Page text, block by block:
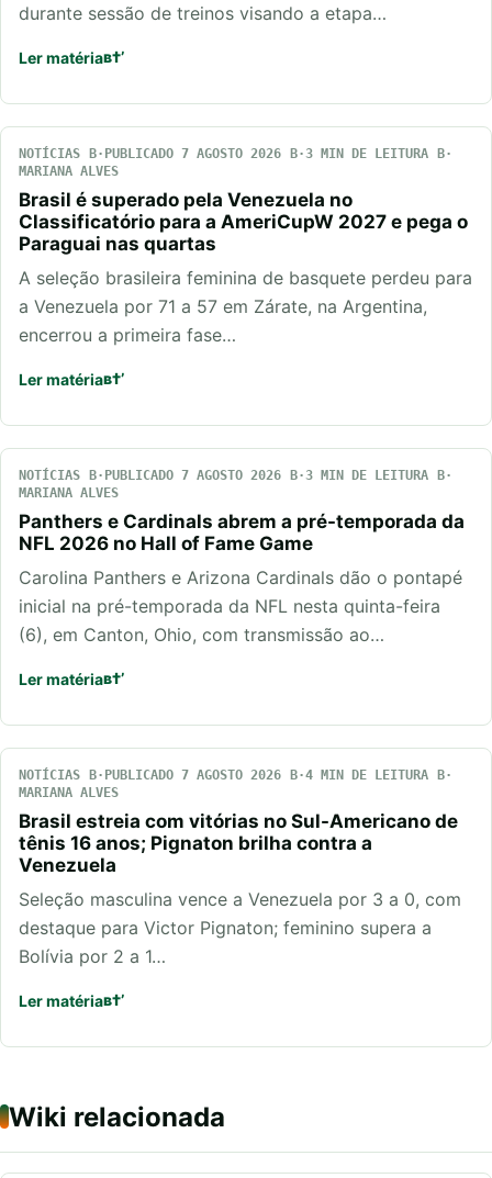
durante sessão de treinos visando a etapa…
Ler matéria
NOTÍCIAS PUBLICADO 7 AGOSTO 2026
3 MIN DE LEITURA
MARIANA ALVES
Brasil é superado pela Venezuela no
Classificatório para a AmeriCupW 2027 e pega o
Paraguai nas quartas
A seleção brasileira feminina de basquete perdeu para
a Venezuela por 71 a 57 em Zárate, na Argentina,
encerrou a primeira fase…
Ler matéria
NOTÍCIAS PUBLICADO 7 AGOSTO 2026
3 MIN DE LEITURA
MARIANA ALVES
Panthers e Cardinals abrem a pré-temporada da
NFL 2026 no Hall of Fame Game
Carolina Panthers e Arizona Cardinals dão o pontapé
inicial na pré-temporada da NFL nesta quinta-feira
(6), em Canton, Ohio, com transmissão ao…
Ler matéria
NOTÍCIAS PUBLICADO 7 AGOSTO 2026
4 MIN DE LEITURA
MARIANA ALVES
Brasil estreia com vitórias no Sul-Americano de
tênis 16 anos; Pignaton brilha contra a
Venezuela
Seleção masculina vence a Venezuela por 3 a 0, com
destaque para Victor Pignaton; feminino supera a
Bolívia por 2 a 1…
Ler matéria
Wiki relacionada